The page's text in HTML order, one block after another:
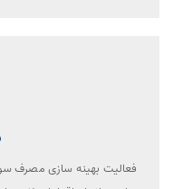
فعالیت بهینه سازی مصرف